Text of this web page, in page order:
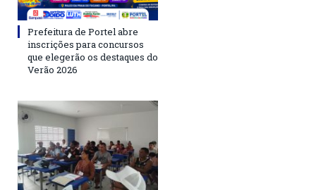
Prefeitura de Portel abre
inscrições para concursos
que elegerão os destaques do
Verão 2026